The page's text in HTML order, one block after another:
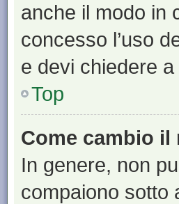
anche il modo in
concesso l’uso
e devi chiedere
Top
Come cambio il
In genere, non
compaiono sotto